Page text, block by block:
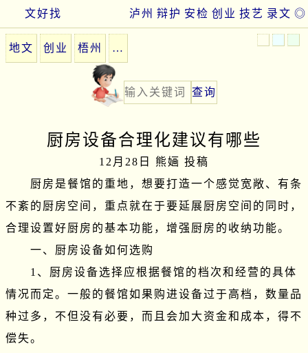
文好找 ◎
录文
技艺
创业
安检
辩护
泸州
地文 创业 梧州 …
厨房设备合理化建议有哪些
12月28日 熊婳 投稿
厨房是餐馆的重地，想要打造一个感觉宽敞、有条
不紊的厨房空间，重点就在于要延展厨房空间的同时，
合理设置好厨房的基本功能，增强厨房的收纳功能。
一、厨房设备如何选购
1、厨房设备选择应根据餐馆的档次和经营的具体
情况而定。一般的餐馆如果购进设备过于高档，数量品
种过多，不但没有必要，而且会加大资金和成本，得不
偿失。